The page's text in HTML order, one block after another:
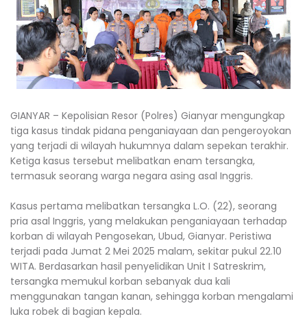
GIANYAR – Kepolisian Resor (Polres) Gianyar mengungkap
tiga kasus tindak pidana penganiayaan dan pengeroyokan
yang terjadi di wilayah hukumnya dalam sepekan terakhir.
Ketiga kasus tersebut melibatkan enam tersangka,
termasuk seorang warga negara asing asal Inggris.
Kasus pertama melibatkan tersangka L.O. (22), seorang
pria asal Inggris, yang melakukan penganiayaan terhadap
korban di wilayah Pengosekan, Ubud, Gianyar. Peristiwa
terjadi pada Jumat 2 Mei 2025 malam, sekitar pukul 22.10
WITA. Berdasarkan hasil penyelidikan Unit I Satreskrim,
tersangka memukul korban sebanyak dua kali
menggunakan tangan kanan, sehingga korban mengalami
luka robek di bagian kepala.